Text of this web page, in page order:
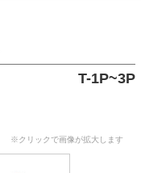
T-1P~3P
※クリックで画像が拡大します